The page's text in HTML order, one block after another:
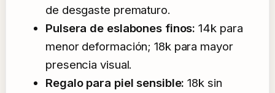
de desgaste prematuro.
Pulsera de eslabones finos: 14k para
menor deformación; 18k para mayor
presencia visual.
Regalo para piel sensible: 18k sin